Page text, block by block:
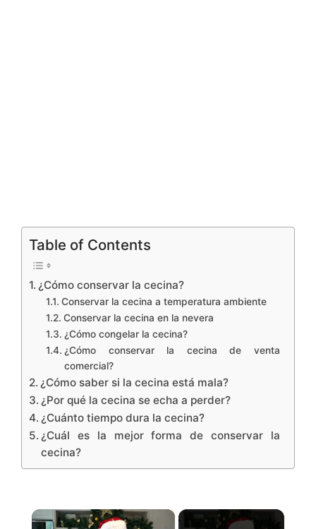
Table of Contents
¿Cómo conservar la cecina?
Conservar la cecina a temperatura ambiente
Conservar la cecina en la nevera
¿Cómo congelar la cecina?
¿Cómo conservar la cecina de venta
comercial?
¿Cómo saber si la cecina está mala?
¿Por qué la cecina se echa a perder?
¿Cuánto tiempo dura la cecina?
¿Cuál es la mejor forma de conservar la
cecina?
×